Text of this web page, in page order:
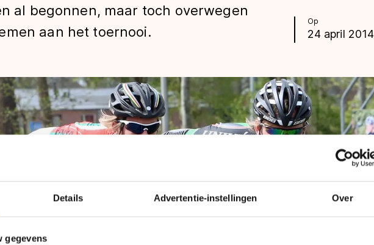
Details Advertentie-instellingen Over
gegevens
Op
24 april 2014
al begonnen, maar toch overwegen
aan het toernooi.